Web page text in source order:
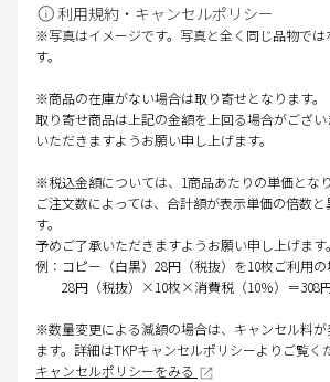
利用規約・キャンセルポリシー
※写真はイメージです。写真と全く同じ品物では
す。
※商品の在庫がない場合は取り寄せとなります。
取り寄せ商品は上記の金額を上回る場合がござ
いただきますようお願い申し上げます。
※税込金額については、1商品あたりの単価となり
ご注文数によっては、合計額が表示単価の倍数
す。
予めご了承いただきますようお願い申し上げます。
例：コピー（白黒）28円（税抜）を10枚ご利用
28円（税抜）×10枚×消費税（10％）＝308
※数量変更による減額の場合は、キャンセル料
ます。詳細はTKPキャンセルポリシーよりご覧く
キャンセルポリシーをみる